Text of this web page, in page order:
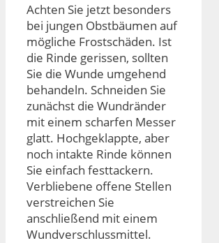
Achten Sie jetzt besonders
bei jungen Obstbäumen auf
mögliche Frostschäden. Ist
die Rinde gerissen, sollten
Sie die Wunde umgehend
behandeln. Schneiden Sie
zunächst die Wundränder
mit einem scharfen Messer
glatt. Hochgeklappte, aber
noch intakte Rinde können
Sie einfach festtackern.
Verbliebene offene Stellen
verstreichen Sie
anschließend mit einem
Wundverschlussmittel.